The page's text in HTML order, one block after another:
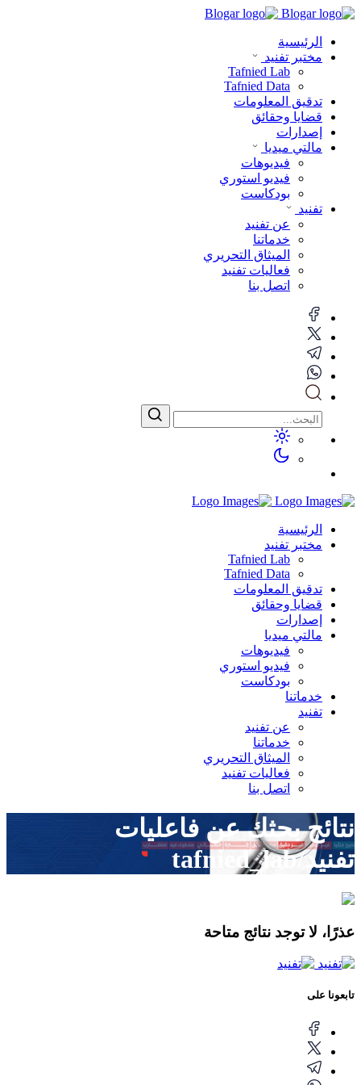
الرئيسية
مختبر تفنيد
Tafnied Lab
Tafnied Data
تدقيق المعلومات
قضايا وحقائق
إصدارات
مالتي ميديا
فيديوهات
فيديو استوري
بودكاست
تفنيد
عن تفنيد
خدماتنا
الميثاق التحريري
فعاليات تفنيد
اتصل بنا
الرئيسية
مختبر تفنيد
Tafnied Lab
Tafnied Data
تدقيق المعلومات
قضايا وحقائق
إصدارات
مالتي ميديا
فيديوهات
فيديو استوري
بودكاست
خدماتنا
تفنيد
عن تفنيد
خدماتنا
الميثاق التحريري
فعاليات تفنيد
اتصل بنا
نتائج بحثك عن فاعليات
تفنيد/tafnied_lab
عذرًا، لا توجد نتائج متاحة
تابعونا على